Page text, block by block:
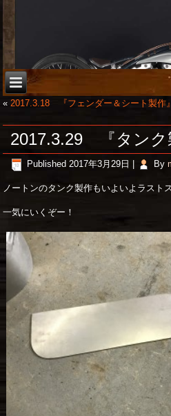
«2017.3.18 『フェンダー＆シート製作』
2017.3.29 『タンク
Published 2017年3月29日 By
ノートンのタンク製作もいよいよラスト
一気にいくぞー！